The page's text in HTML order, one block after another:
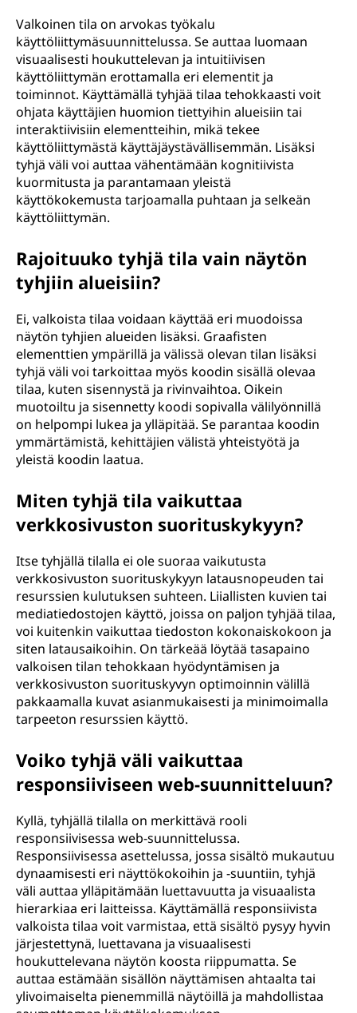
Valkoinen tila on arvokas työkalu
käyttöliittymäsuunnittelussa. Se auttaa luomaan
visuaalisesti houkuttelevan ja intuitiivisen
käyttöliittymän erottamalla eri elementit ja
toiminnot. Käyttämällä tyhjää tilaa tehokkaasti voit
ohjata käyttäjien huomion tiettyihin alueisiin tai
interaktiivisiin elementteihin, mikä tekee
käyttöliittymästä käyttäjäystävällisemmän. Lisäksi
tyhjä väli voi auttaa vähentämään kognitiivista
kuormitusta ja parantamaan yleistä
käyttökokemusta tarjoamalla puhtaan ja selkeän
käyttöliittymän.
Rajoituuko tyhjä tila vain näytön
tyhjiin alueisiin?
Ei, valkoista tilaa voidaan käyttää eri muodoissa
näytön tyhjien alueiden lisäksi. Graafisten
elementtien ympärillä ja välissä olevan tilan lisäksi
tyhjä väli voi tarkoittaa myös koodin sisällä olevaa
tilaa, kuten sisennystä ja rivinvaihtoa. Oikein
muotoiltu ja sisennetty koodi sopivalla välilyönnillä
on helpompi lukea ja ylläpitää. Se parantaa koodin
ymmärtämistä, kehittäjien välistä yhteistyötä ja
yleistä koodin laatua.
Miten tyhjä tila vaikuttaa
verkkosivuston suorituskykyyn?
Itse tyhjällä tilalla ei ole suoraa vaikutusta
verkkosivuston suorituskykyyn latausnopeuden tai
resurssien kulutuksen suhteen. Liiallisten kuvien tai
mediatiedostojen käyttö, joissa on paljon tyhjää tilaa,
voi kuitenkin vaikuttaa tiedoston kokonaiskokoon ja
siten latausaikoihin. On tärkeää löytää tasapaino
valkoisen tilan tehokkaan hyödyntämisen ja
verkkosivuston suorituskyvyn optimoinnin välillä
pakkaamalla kuvat asianmukaisesti ja minimoimalla
tarpeeton resurssien käyttö.
Voiko tyhjä väli vaikuttaa
responsiiviseen web-suunnitteluun?
Kyllä, tyhjällä tilalla on merkittävä rooli
responsiivisessa web-suunnittelussa.
Responsiivisessa asettelussa, jossa sisältö mukautuu
dynaamisesti eri näyttökokoihin ja -suuntiin, tyhjä
väli auttaa ylläpitämään luettavuutta ja visuaalista
hierarkiaa eri laitteissa. Käyttämällä responsiivista
valkoista tilaa voit varmistaa, että sisältö pysyy hyvin
järjestettynä, luettavana ja visuaalisesti
houkuttelevana näytön koosta riippumatta. Se
auttaa estämään sisällön näyttämisen ahtaalta tai
ylivoimaiselta pienemmillä näytöillä ja mahdollistaa